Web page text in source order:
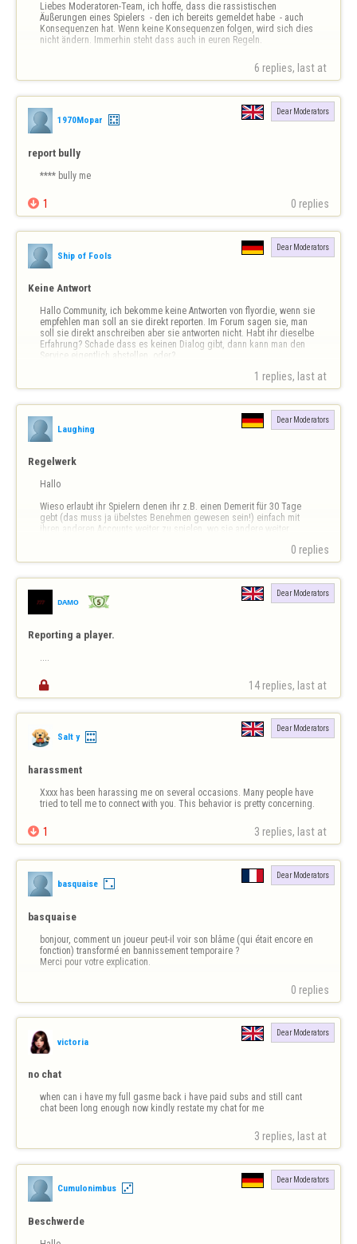
Liebes Moderatoren-Team, ich hoffe, dass die rassistischen
Äußerungen eines Spielers  - den ich bereits gemeldet habe  - auch
Konsequenzen hat. Wenn keine Konsequenzen folgen, wird sich dies
nicht ändern. Immerhin steht dass auch in euren Regeln.
6 replies, last at
1970Mopar
Dear Moderators
report bully
**** bully me
 1 0 replies
Ship of Fools
Dear Moderators
Keine Antwort
Hallo Community, ich bekomme keine Antworten von flyordie, wenn sie
empfehlen man soll an sie direkt reporten. Im Forum sagen sie, man
soll sie direkt anschreiben aber sie antworten nicht. Habt ihr dieselbe
Erfahrung? Schade dass es keinen Dialog gibt, dann kann man den
Service eigentlich abstellen, oder?
1 replies, last at
Laughing
Dear Moderators
Regelwerk
Hallo
Wieso erlaubt ihr Spielern denen ihr z.B. einen Demerit für 30 Tage
gebt (das muss ja übelstes Benehmen gewesen sein!) einfach mit
ihren anderen Accounts weiter zu spielen, wo sie andere weiter
Das macht doch irgendwie keinen Sinn!? Ich hatte das mal direkt bei
0 replies
ᴅᴀᴍᴏ
Dear Moderators
Reporting a player.
 14 replies, last at
Salt y
Dear Moderators
harassment
Xxxx has been harassing me on several occasions. Many people have
tried to tell me to connect with you. This behavior is pretty concerning.
 1 3 replies, last at
basquaise
Dear Moderators
basquaise
bonjour, comment un joueur peut-il voir son blâme (qui était encore en
fonction) transformé en bannissement temporaire ?
Merci pour votre explication.
0 replies
victoria
Dear Moderators
no chat
when can i have my full gasme back i have paid subs and still cant
chat been long enough now kindly restate my chat for me
3 replies, last at
Cumulonimbus
Dear Moderators
Beschwerde